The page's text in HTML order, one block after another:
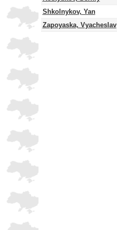
Shkolnykov, Yan
Zapoyaska, Vyacheslav